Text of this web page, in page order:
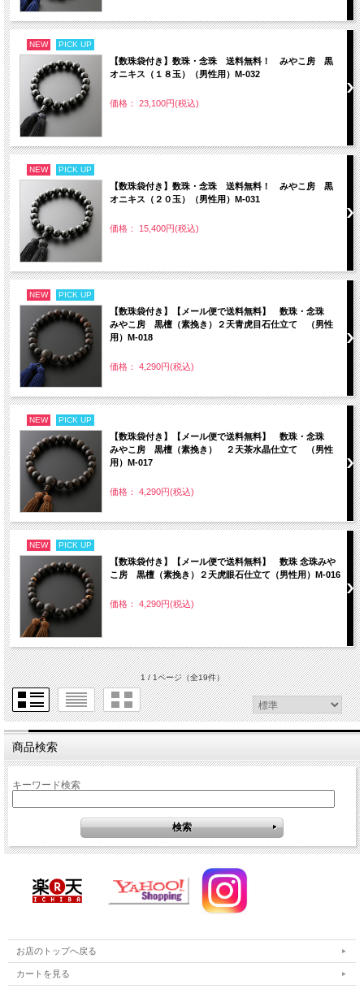
NEW PICK UP
【数珠袋付き】数珠・念珠 送料無料！ みやこ房 黒
オニキス（１８玉）（男性用）M-032
価格： 23,100円(税込)
NEW PICK UP
【数珠袋付き】数珠・念珠 送料無料！ みやこ房 黒
オニキス（２０玉）（男性用）M-031
価格： 15,400円(税込)
NEW PICK UP
【数珠袋付き】【メール便で送料無料】 数珠・念珠
みやこ房 黒檀（素挽き）２天青虎目石仕立て （男性
用）M-018
価格： 4,290円(税込)
NEW PICK UP
【数珠袋付き】【メール便で送料無料】 数珠・念珠
みやこ房 黒檀（素挽き） ２天茶水晶仕立て （男性
用）M-017
価格： 4,290円(税込)
NEW PICK UP
【数珠袋付き】【メール便で送料無料】 数珠 念珠みや
こ房 黒檀（素挽き）２天虎眼石仕立て（男性用）M-016
価格： 4,290円(税込)
1 / 1ページ（全19件）
商品検索
キーワード検索
お店のトップへ戻る
カートを見る